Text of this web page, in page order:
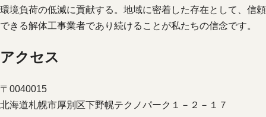
環境負荷の低減に貢献する。地域に密着した存在として、信頼
できる解体工事業者であり続けることが私たちの信念です。
アクセス
〒0040015
北海道札幌市厚別区下野幌テクノパーク１－２－１７